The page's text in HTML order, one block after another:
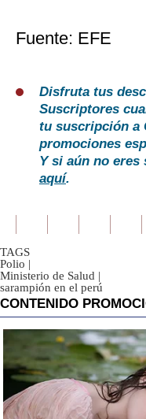
Fuente: EFE
Disfruta tus
Suscriptores
tu suscripción a
promociones
Y si aún no
aquí.
TAGS
Polio |
Ministerio de Salud |
sarampión en el perú